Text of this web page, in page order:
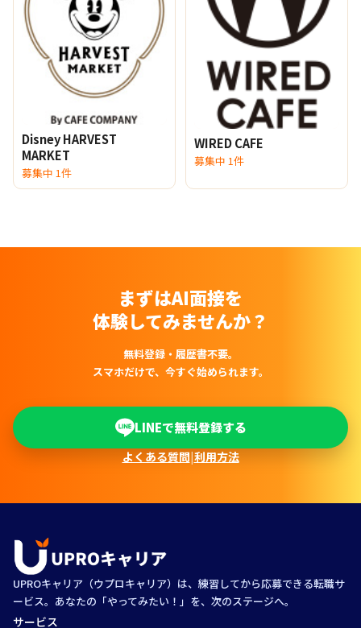
Disney HARVEST
MARKET
募集中 1件
WIRED CAFE
募集中 1件
まずはAI面接を
体験してみませんか？
無料登録・履歴書不要。
スマホだけで、今すぐ始められます。
LINEで無料登録する
よくある質問|利用方法
UPROキャリア（ウプロキャリア）は、練習してから応募できる転職サ
ービス。あなたの「やってみたい！」を、次のステージへ。
サービス